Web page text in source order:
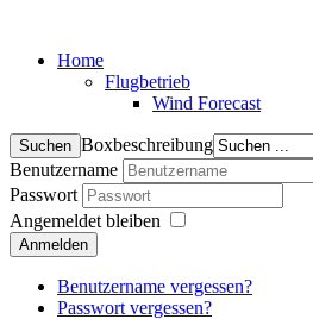
Home
Flugbetrieb
Wind Forecast
Boxbeschreibung
Benutzername
Passwort
Angemeldet bleiben
Anmelden
Benutzername vergessen?
Passwort vergessen?